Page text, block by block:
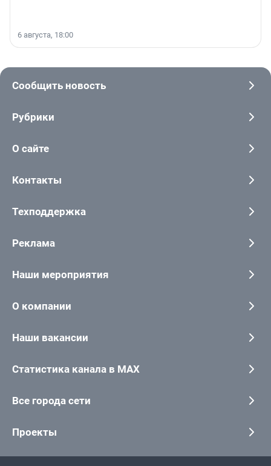
6 августа, 18:00
Сообщить новость
Рубрики
О сайте
Контакты
Техподдержка
Реклама
Наши мероприятия
О компании
Наши вакансии
Статистика канала в MAX
Все города сети
Проекты